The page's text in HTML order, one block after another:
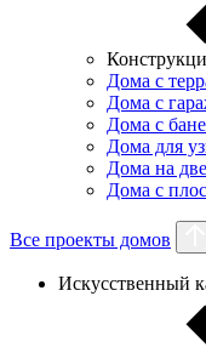
Дома с
Дома с
Дома с
Дома для
Дома на
Дома с
Все проекты домов
Искусственный